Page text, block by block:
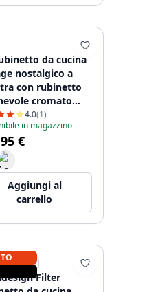
da cucina
nostalgico a
con rubinetto
cromato
4.0(1)
in magazzino
€
Aggiungi al
carrello
Filter